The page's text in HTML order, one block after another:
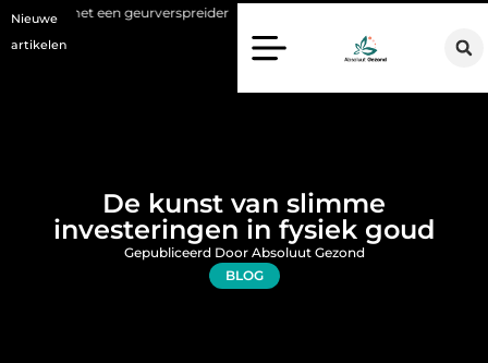
Nieuwe
artikelen
geurverspreider Haaruitval aanpakken: wat een haartransplantatie
De kunst van slimme
investeringen in fysiek goud
BLOG
Gepubliceerd Door Absoluut Gezond